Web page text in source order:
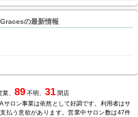
の最新情報
業、 89不明、 31閉店
サロン事業は依然として好調です。利用者はサ
払う意欲があります。営業中サロン数は47件